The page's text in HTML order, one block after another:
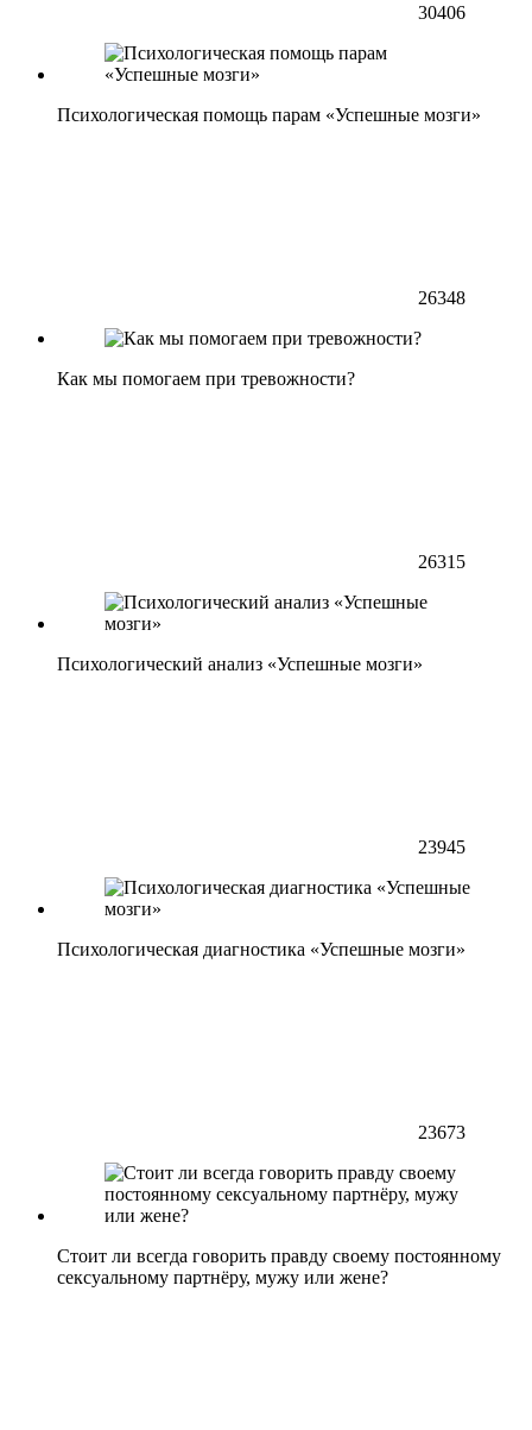
30406
Психологическая помощь парам «Успешные мозги»
26348
Как мы помогаем при тревожности?
26315
Психологический анализ «Успешные мозги»
23945
Психологическая диагностика «Успешные мозги»
23673
Стоит ли всегда говорить правду своему постоянному
сексуальному партнёру, мужу или жене?